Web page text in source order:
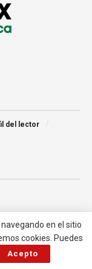
del lector
en el sitio
cookies. Puedes
Acepto